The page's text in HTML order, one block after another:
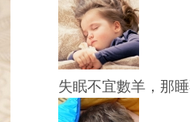
失眠不宜數羊，那